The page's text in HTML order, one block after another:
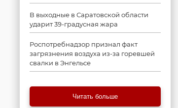
В выходные в Саратовской области
ударит 39-градусная жара
Роспотребнадзор признал факт
загрязнения воздуха из-за горевшей
свалки в Энгельсе
Читать больше